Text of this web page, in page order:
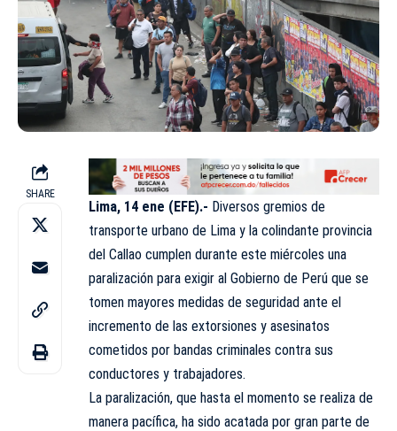
SHARE
Lima, 14 ene (EFE).- Diversos gremios de
transporte urbano de Lima y la colindante provincia
del Callao cumplen durante este miércoles una
paralización para exigir al Gobierno de Perú que se
tomen mayores medidas de seguridad ante el
incremento de las extorsiones y asesinatos
cometidos por bandas criminales contra sus
conductores y trabajadores.
La paralización, que hasta el momento se realiza de
manera pacífica, ha sido acatada por gran parte de